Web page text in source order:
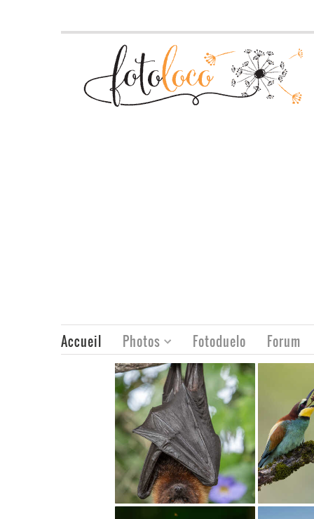
Accueil Photos Fotoduelo Forum